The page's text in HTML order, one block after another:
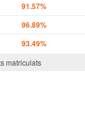
91.57%
96.89%
93.49%
matriculats